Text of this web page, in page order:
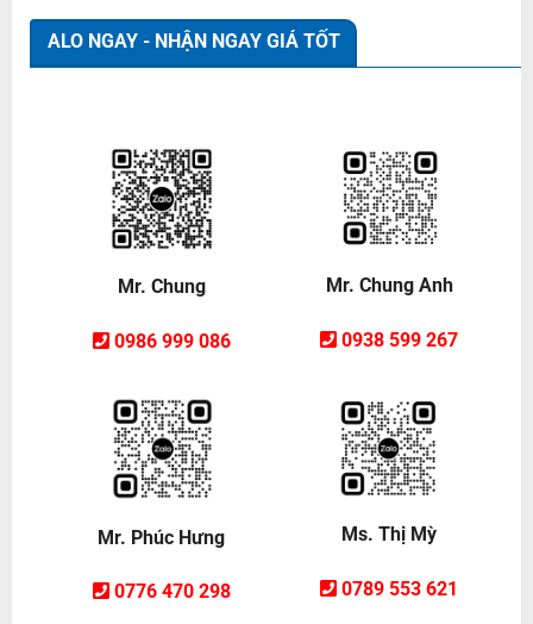
ALO NGAY - NHẬN NGAY GIÁ TỐT
Mr. Chung
0986 999 086
Mr. Chung Anh
0938 599 267
Mr. Phúc Hưng
0776 470 298
Ms. Thị Mỳ
0789 553 621